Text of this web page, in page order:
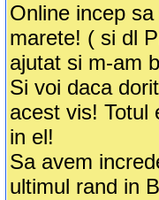
Online incep
marete! ( si dl
ajutat si m-am
Si voi daca
acest vis! Totul
in el!
Sa avem
ultimul rand in